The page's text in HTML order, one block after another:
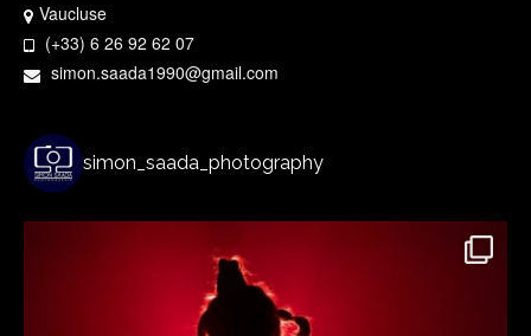
Vaucluse
(+33) 6 26 92 62 07
simon.saada1990@gmail.com
simon_saada_photography